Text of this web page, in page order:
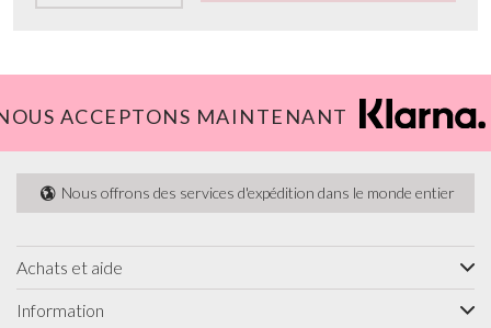
ACCEPTONS MAINTENANT
Nous offrons des services d'expédition dans le monde entier
Achats et aide
Information